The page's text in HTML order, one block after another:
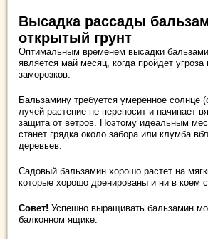
Высадка рассады
открытый грунт
Оптимальным временем высадки
является май месяц, когда пройдет угроза
заморозков.
Бальзамину требуется умеренное солнце
лучей растение не переносит и начинает
защита от ветров. Поэтому идеальным
станет грядка около забора или клумба
деревьев.
Садовый бальзамин хорошо растет на
которые хорошо дренированы и ни в коем
Совет! Успешно выращивать бальзамин
балконном ящике.